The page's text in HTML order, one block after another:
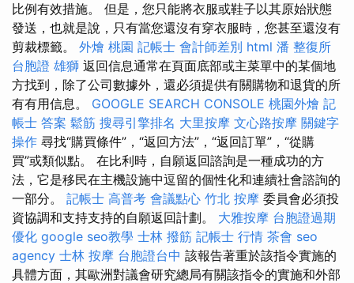
比例有效措施。 但是，您只能將衣服或鞋子以其原始狀態
發送，也就是說，只有當您還沒有穿衣服時，您甚至還沒有
剪裁標籤。 外燴 桃園 記帳士 會計師差別 html 潘 整復所
台胞證 雄獅 返回信息通常在頁面底部或主菜單中的某個地
方找到，除了公司數據外，還必須提供有關購物和退貨的所
有有用信息。 GOOGLE SEARCH CONSOLE 桃園外燴 記
帳士 答案 鬆筋 搜尋引擎排名 大里按摩 文心路按摩 關鍵字
操作 尋找“購買條件”，“返回方法”，“返回訂單”，“從購
買”或類似點。 在比利時，自願返回諮詢是一種成功的方
法，它是移民在主機設施中逗留的個性化和連續社會諮詢的
一部分。 記帳士 高普考 會議點心 竹北 按摩 委員會必須投
資協調和支持支持的自願返回計劃。 大雅按摩 台胞證過期
優化 google seo教學 士林 撥筋 記帳士 行情 茶會 seo
agency 士林 按摩 台胞證台中 該報告著重於該指令實施的
具體方面，其歐洲對議會研究總局有關該指令的實施和外部